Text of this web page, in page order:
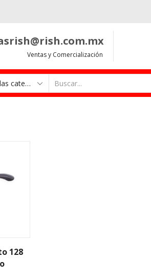
Ventas y Comercialización
input
128